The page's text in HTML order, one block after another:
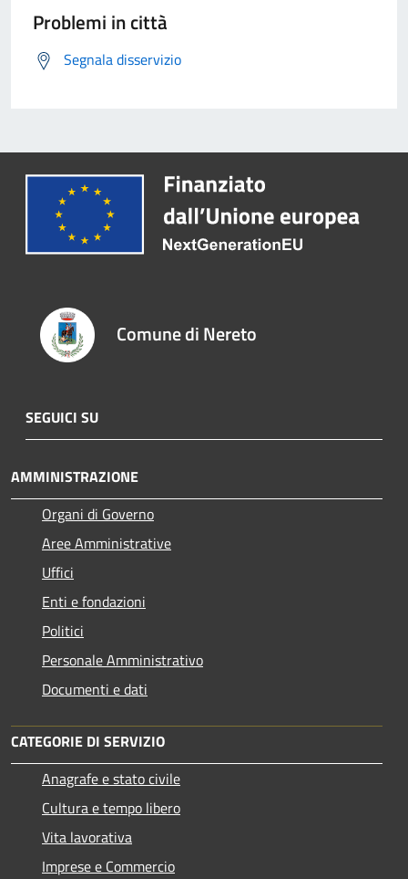
Problemi in città
Segnala disservizio
Comune di Nereto
SEGUICI SU
AMMINISTRAZIONE
Organi di Governo
Aree Amministrative
Uffici
Enti e fondazioni
Politici
Personale Amministrativo
Documenti e dati
CATEGORIE DI SERVIZIO
Anagrafe e stato civile
Cultura e tempo libero
Vita lavorativa
Imprese e Commercio